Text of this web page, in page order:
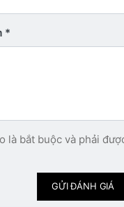
là bắt buộc và phải
GỬI ĐÁNH GIÁ